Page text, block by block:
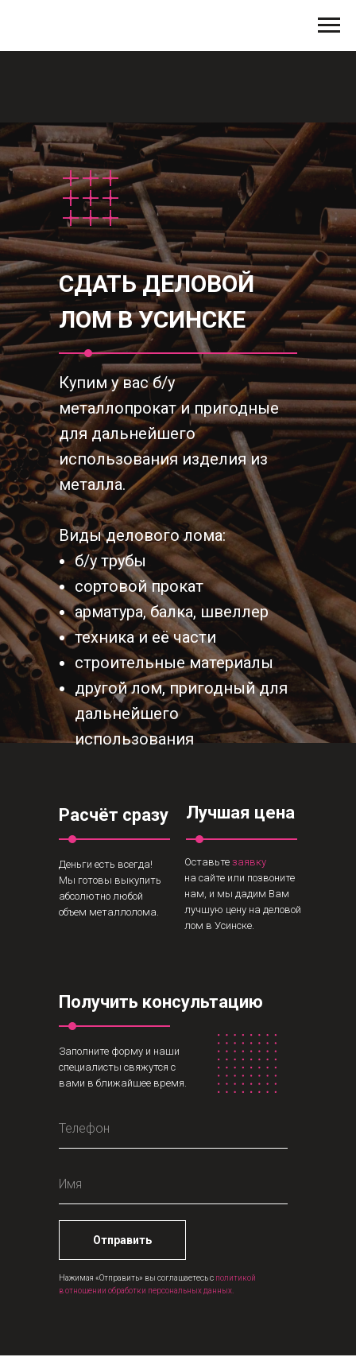
СДАТЬ ДЕЛОВОЙ
ЛОМ В УСИНСКЕ
Купим у вас б/у
металлопрокат и пригодные
для дальнейшего
использования изделия из
металла.
Виды делового лома:
б/у трубы
сортовой прокат
арматура, балка, швеллер
техника и её части
строительные материалы
другой лом, пригодный для
дальнейшего
использования
Расчёт сразу
Деньги есть всегда!
Мы готовы выкупить
абсолютно любой
объем металлолома.
Лучшая цена
Оставьте заявку
на сайте или позвоните
нам, и мы дадим Вам
лучшую цену на деловой
лом в Усинске.
Получить консультацию
Заполните форму и наши
специалисты свяжутся с
вами в ближайшее время.
Отправить
Нажимая «Отправить» вы соглашаетесь с политикой
в отношении обработки персональных данных.